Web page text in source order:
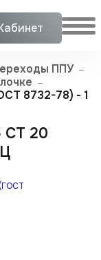
ППУ
8732-78) - 1
СТ 20